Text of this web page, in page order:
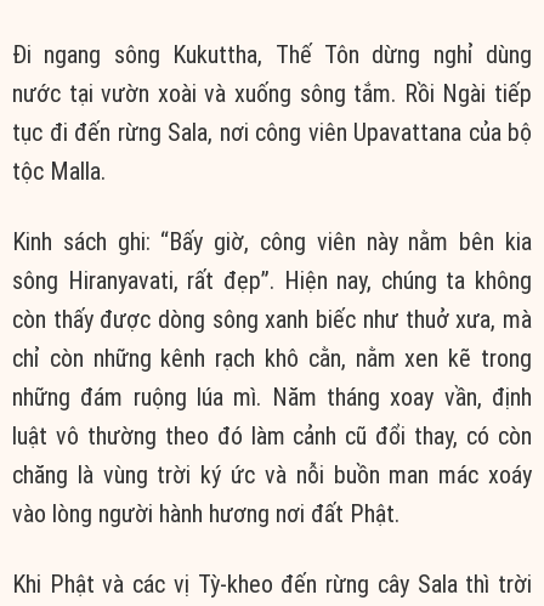
Đi ngang sông Kukuttha, Thế Tôn dừng nghỉ dùng
nước tại vườn xoài và xuống sông tắm. Rồi Ngài tiếp
tục đi đến rừng Sala, nơi công viên Upavattana của bộ
tộc Malla.
Kinh sách ghi: “Bấy giờ, công viên này nằm bên kia
sông Hiranyavati, rất đẹp”. Hiện nay, chúng ta không
còn thấy được dòng sông xanh biếc như thuở xưa, mà
chỉ còn những kênh rạch khô cằn, nằm xen kẽ trong
những đám ruộng lúa mì. Năm tháng xoay vần, định
luật vô thường theo đó làm cảnh cũ đổi thay, có còn
chăng là vùng trời ký ức và nỗi buồn man mác xoáy
vào lòng người hành hương nơi đất Phật.
Khi Phật và các vị Tỳ-kheo đến rừng cây Sala thì trời